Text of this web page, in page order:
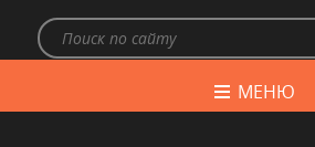
МЕНЮ